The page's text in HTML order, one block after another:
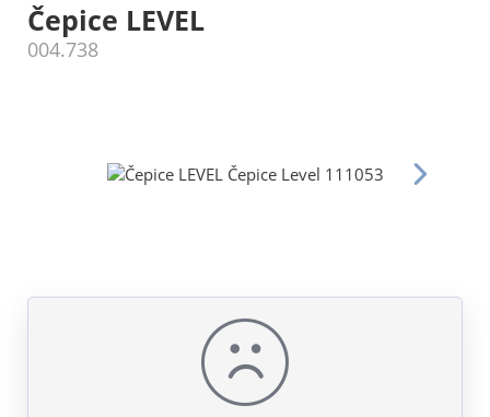
Čepice LEVEL
004.738